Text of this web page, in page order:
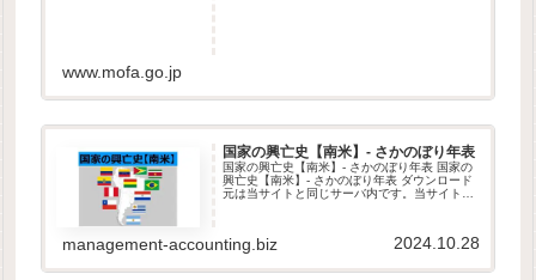
www.mofa.go.jp
国家の興亡史【南米】- さかのぼり年表
国家の興亡史【南米】- さかのぼり年表 国家の
興亡史【南米】- さかのぼり年表 ダウンロード
元は当サイトと同じサーバ内です。当サイト
management-accounting.biz 2024.10.28